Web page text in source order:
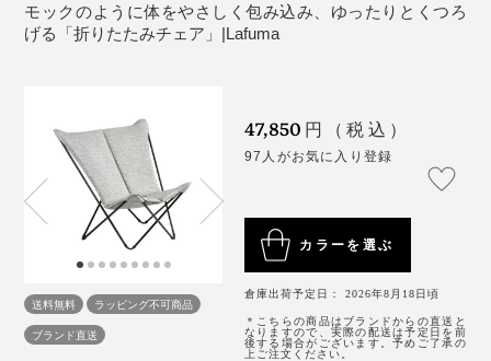
3. 内側のマジックテープで固定する
身長150cmの小柄体型な私のベスト姿勢は「あぐら」。
モックのように体をやさしく包み込み、ゆったりとくつろ
げる「折りたたみチェア」|Lafuma
送料無料
ラッピング不可商品
ブランド直送
47,850 円（税込）
97人がお気に入り登録
カラーを選ぶ
倉庫出荷予定日： 2026年8月18日頃
＊こちらの商品はブランドからの直送と
なりますので、実際の配送は予定日を前
後する場合がございます。予めご了承の
上ご注文ください。